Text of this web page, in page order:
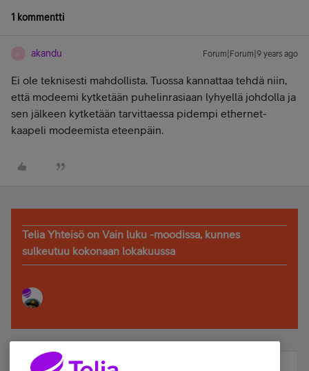
1 kommentti
akandu Forum|Forum|9 years ago
Ei ole teknisesti mahdollista. Tuossa kannattaa tehdä niin,
että modeemi kytketään puhelinrasiaan lyhyellä johdolla ja
sen jälkeen kytketään tarvittaessa pidempi ethernet-
kaapeli modeemista eteenpäin.
Telia Yhteisö on Vain luku -moodissa, kunnes
sulkeutuu kokonaan lokakuussa